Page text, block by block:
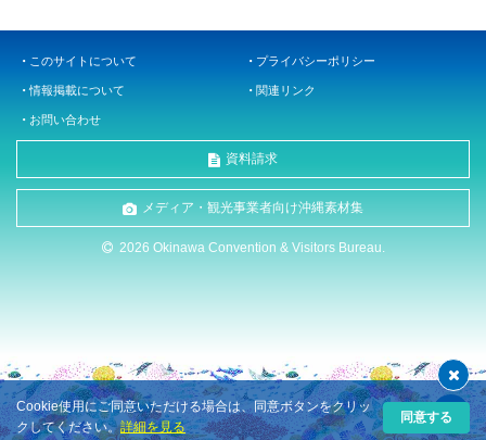
このサイトについて プライバシーポリシー
情報掲載について 関連リンク
お問い合わせ
資料請求
メディア・観光事業者向け沖縄素材集
2026 Okinawa Convention & Visitors Bureau.
Cookie使用にご同意いただける場合は、同意ボタンをクリッ
クしてください。詳細を見る
同意する